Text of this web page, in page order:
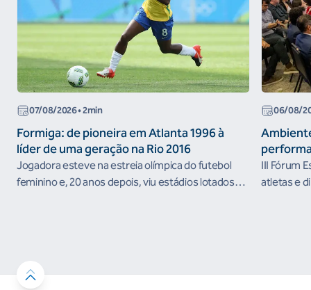
07/08/2026• 2min
Formiga: de pioneira em Atlanta 1996 à
líder de uma geração na Rio 2016
Jogadora esteve na estreia olímpica do futebol
feminino e, 20 anos depois, viu estádios lotados
06/08/
III Fórum
atletas e